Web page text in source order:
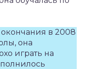
в 2008
она
играть на